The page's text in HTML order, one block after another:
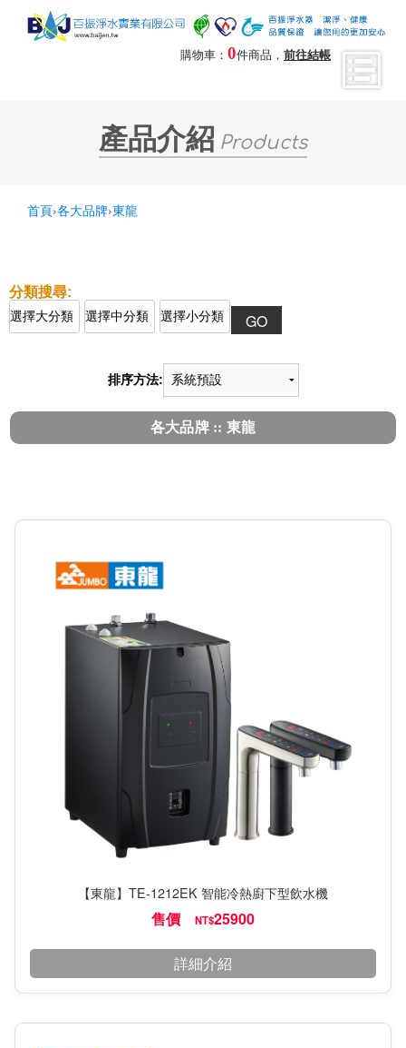
購物車： 0件商品， 前往結帳
產品介紹 Products
首頁›各大品牌›東龍
排序方法:
各大品牌 :: 東龍
【東龍】TE-1212EK 智能冷熱廚下型飲水機
售價 NT$25900
詳細介紹